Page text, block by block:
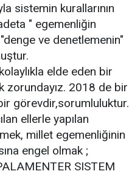
sistemin kurallarının
" egemenliğin
ve denetlemenin"
elde eden bir
zorundayız. 2018 de bir
görevdir,sorumluluktur.
ellerle yapılan
millet egemenliğinin
engel olmak ;
SISTEM